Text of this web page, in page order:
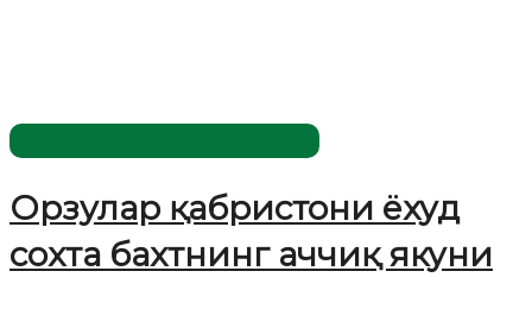
Орзулар қабристони ёхуд
сохта бахтнинг аччиқ якуни